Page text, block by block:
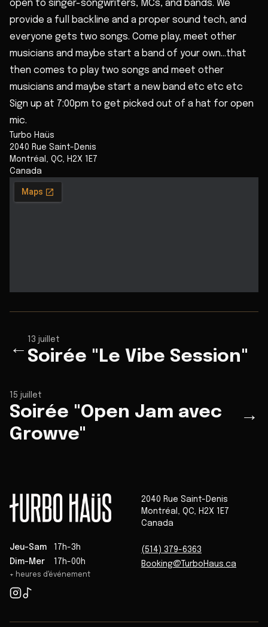
open to singer-songwriters, MCs, and bands. We
provide a full backline and a proper sound tech, and
everyone gets two songs. Come play, meet other
musicians and maybe start a band of your own…that
then comes to play two songs and meet other
musicians and maybe start a new band etc etc etc
Sign up at 7:00pm to get picked out of a hat for open
mic.
Turbo Haüs
2040 Rue Saint-Denis
Montréal , QC, H2X 1E7
Canada
←
13 juillet
Soirée "Le Vibe Session"
15 juillet
Soirée "Open Jam avec
Growve"
→
Jeu-Sam
17h-3h
Dim-Mer
17h-00h
+ heures d'événement
2040 Rue Saint-Denis
Montréal , QC, H2X 1E7
Canada
(514) 379-6363
Booking@TurboHaus.ca